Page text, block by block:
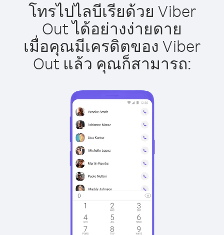
โทรไปไลบีเรียด้วย Viber
Out ได้อย่างง่ายดาย
เมื่อคุณมีเครดิตของ Viber
Out แล้ว คุณก็สามารถ: